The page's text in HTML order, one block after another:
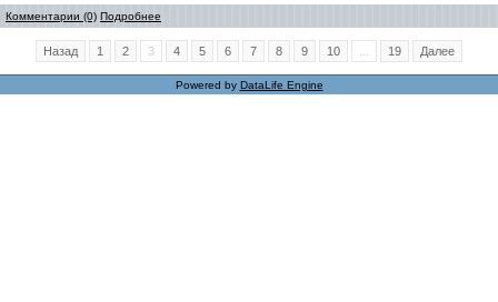
Комментарии (0) Подробнее
Назад 1 2 3 4 5 6 7 8 9 10 19 Далее
Powered by DataLife Engine